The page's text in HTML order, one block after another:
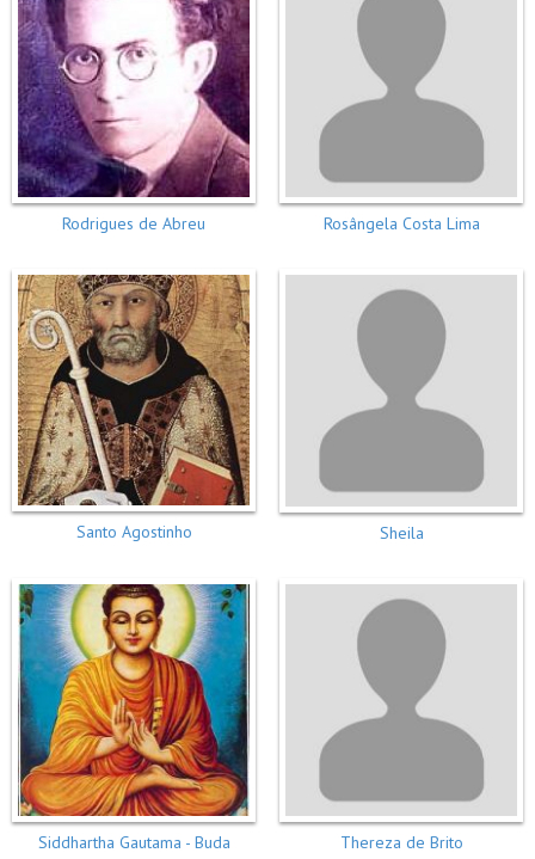
Rodrigues de Abreu Rosângela Costa Lima
Santo Agostinho Sheila
Siddhartha Gautama - Buda Thereza de Brito